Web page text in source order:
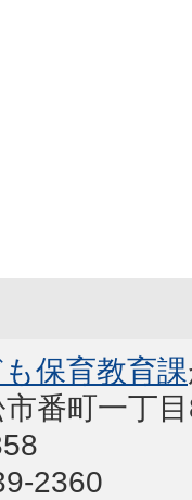
保育教育課
番町一丁
2360